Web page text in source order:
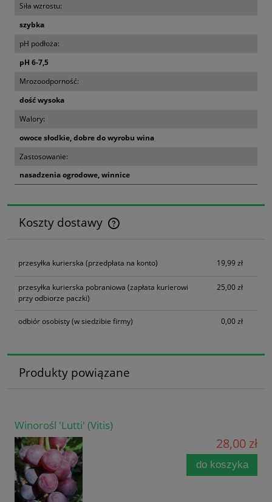
Siła wzrostu:
szybka
pH podłoża:
pH 6-7,5
Mrozoodporność:
dość wysoka
Walory:
owoce słodkie, dobre do wyrobu wina
Zastosowanie:
nasadzenia ogrodowe, winnice
Koszty dostawy
Cena nie zawiera ewentualnych kosztów płatności
przesyłka kurierska (przedpłata na konto) 19,99 zł
przesyłka kurierska pobraniowa (zapłata kurierowi
przy odbiorze paczki)
25,00 zł
odbiór osobisty(w siedzibie firmy) 0,00 zł
Produkty powiązane
Winorośl 'Lutti' (Vitis)
28,00 zł
do koszyka